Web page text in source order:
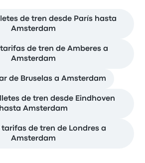
de tren desde París hasta
Amsterdam
de tren de Amberes a
Amsterdam
de Bruselas a Amsterdam
de tren desde Eindhoven
hasta Amsterdam
tarifas de tren de Londres a
Amsterdam